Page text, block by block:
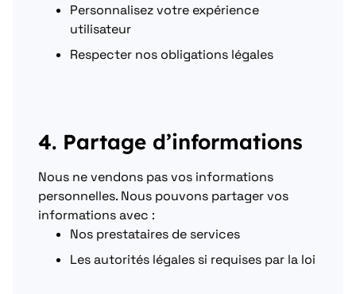
Personnalisez votre expérience
utilisateur
Respecter nos obligations légales
4. Partage d’informations
Nous ne vendons pas vos informations
personnelles. Nous pouvons partager vos
informations avec :
Nos prestataires de services
Les autorités légales si requises par la loi